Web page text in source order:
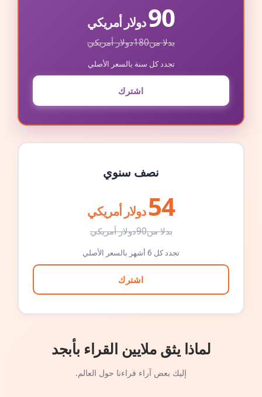
90دولار أمريكي
بدلا من180دولار أمريكي
تجدد كل سنة بالسعر الأصلي
اشترك
نصف سنوي
54 دولار أمريكي
بدلا من90دولار أمريكي
تجدد كل 6 أشهر بالسعر الأصلي
اشترك
لماذا يثق ملايين القراء بأبجد
إليك بعض آراء قراءنا حول العالم.